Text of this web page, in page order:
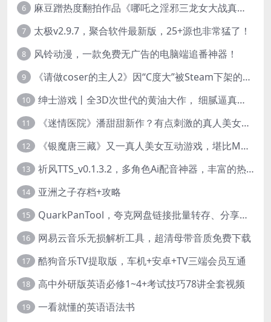
6 麻豆蹭热度翻拍作品《哪吒之淫邪三龙女大战真阳魔童》 已上线
7 太极v2.9.7，聚合软件最新版，25+源也非常猛了！
8 风铃动漫，一款免费无广告的电脑端追番神器！
9 《请做coser的主人2》因“C度大”被Steam下架的真人美女互动游戏！
10 绅士游戏丨全3D次世代的黄油大作， 细腻逼真的双人互动狂想曲！
11 《迷情医院》潘甜甜新作？有点刺激的真人美女互动游戏
12 《银魔唐三藏》又一真人美女互动游戏，堪比M豆！
13 祈风TTS_v0.1.3.2，多角色Ai配音神器，丰富的热门音色
14 亚洲之子存档+攻略
15 QuarkPanTool，夸克网盘链接批量转存、分享和下载工具
16 网易云音乐无损解析工具，超清母带音质免费下载
17 酷狗音乐TV提取版，车机+安卓+TV三端会员互通
18 高中外研版英语必修1~4+考试技巧78讲全套视频
19 一看就懂的英语语法书